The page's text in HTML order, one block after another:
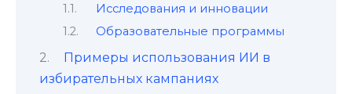
Исследования и инновации
Образовательные программы
Примеры использования ИИ в
избирательных кампаниях